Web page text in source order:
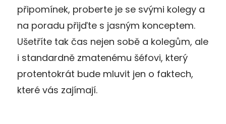
připomínek, proberte je se svými kolegy a
na poradu přijďte s jasným konceptem.
Ušetříte tak čas nejen sobě a kolegům, ale
i standardně zmatenému šéfovi, který
protentokrát bude mluvit jen o faktech,
které vás zajímají.